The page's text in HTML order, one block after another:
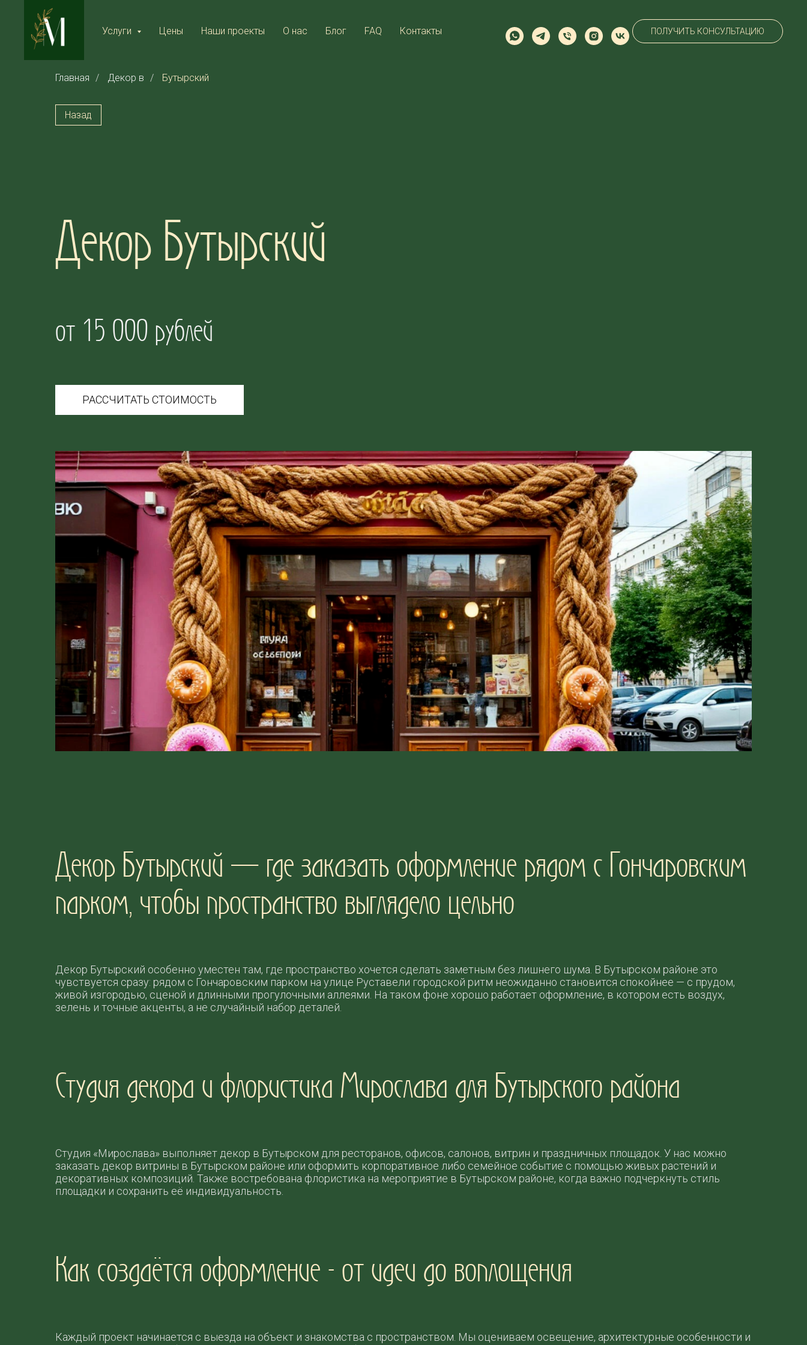
Услуги Цены Наши проекты О нас Блог FAQ Контакты ПОЛУЧИТЬ КОНСУЛЬТАЦИЮ
Главная / Декор в / Бутырский
Назад
Декор Бутырский
от 15 000 рублей
РАССЧИТАТЬ СТОИМОСТЬ
Декор Бутырский — где заказать оформление рядом с Гончаровским
парком, чтобы пространство выглядело цельно
Декор Бутырский особенно уместен там, где пространство хочется сделать заметным без лишнего шума. В Бутырском районе это
чувствуется сразу: рядом с Гончаровским парком на улице Руставели городской ритм неожиданно становится спокойнее — с прудом,
живой изгородью, сценой и длинными прогулочными аллеями. На таком фоне хорошо работает оформление, в котором есть воздух,
зелень и точные акценты, а не случайный набор деталей.
Студия декора и флористика Мирослава для Бутырского района
Студия «Мирослава» выполняет декор в Бутырском для ресторанов, офисов, салонов, витрин и праздничных площадок. У нас можно
заказать декор витрины в Бутырском районе или оформить корпоративное либо семейное событие с помощью живых растений и
декоративных композиций. Также востребована флористика на мероприятие в Бутырском районе, когда важно подчеркнуть стиль
площадки и сохранить её индивидуальность.
Как создаётся оформление - от идеи до воплощения
Каждый проект начинается с выезда на объект и знакомства с пространством. Мы оцениваем освещение, архитектурные особенности и